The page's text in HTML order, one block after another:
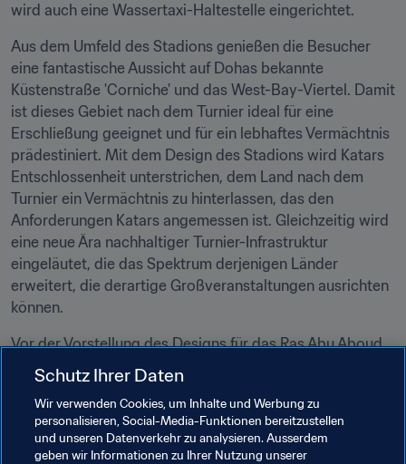
wird auch eine Wassertaxi-Haltestelle eingerichtet.
Aus dem Umfeld des Stadions genießen die Besucher
eine fantastische Aussicht auf Dohas bekannte
Küstenstraße 'Corniche' und das West-Bay-Viertel. Damit
ist dieses Gebiet nach dem Turnier ideal für eine
Erschließung geeignet und für ein lebhaftes Vermächtnis
prädestiniert. Mit dem Design des Stadions wird Katars
Entschlossenheit unterstrichen, dem Land nach dem
Turnier ein Vermächtnis zu hinterlassen, das den
Anforderungen Katars angemessen ist. Gleichzeitig wird
eine neue Ära nachhaltiger Turnier-Infrastruktur
eingeläutet, die das Spektrum derjenigen Länder
erweitert, die derartige Großveranstaltungen ausrichten
können.
Vor der Vorstellung des Designs für das Ras Abu Aboud
Stadium war im August 2017 bereits das Design für das
Al Thumama Stadium vorgestellt worden. Das Khalifa
International Stadium wurde bereits für das Finale des
Emir Cup 2017 im Mai fertig gestellt. Das Ras Abu Aboud
Stadium ist eine von acht geplanten Spielstätten für die
Schutz Ihrer Daten
Wir verwenden Cookies, um Inhalte und Werbung zu
personalisieren, Social-Media-Funktionen bereitzustellen
und unseren Datenverkehr zu analysieren. Ausserdem
geben wir Informationen zu Ihrer Nutzung unserer